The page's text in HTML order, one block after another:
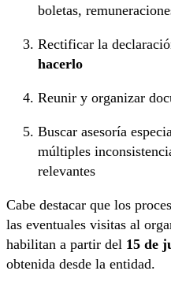
boletas,
Rectificar la
hacerlo
Reunir y organizar
Buscar asesoría
múltiples
relevantes
Cabe destacar que los
las eventuales visitas al
habilitan a partir del 15 de
obtenida desde la entidad.